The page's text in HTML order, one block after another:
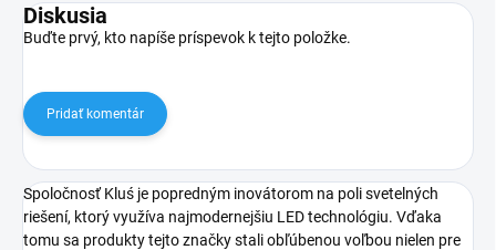
Diskusia
Buďte prvý, kto napíše príspevok k tejto položke.
Pridať komentár
Spoločnosť Kluś je popredným inovátorom na poli svetelných
riešení, ktorý využíva najmodernejšiu LED technológiu. Vďaka
tomu sa produkty tejto značky stali obľúbenou voľbou nielen pre